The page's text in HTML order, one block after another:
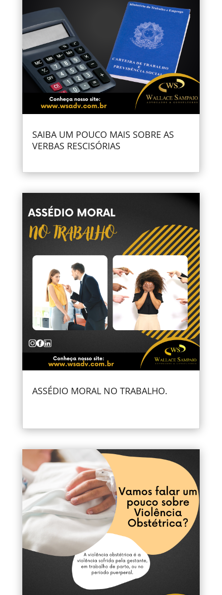
SAIBA UM POUCO MAIS SOBRE AS
VERBAS RESCISÓRIAS
ASSÉDIO MORAL NO TRABALHO.